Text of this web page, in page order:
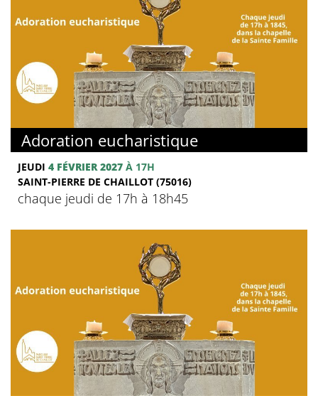
Adoration eucharistique
JEUDI 4 FÉVRIER 2027 À 17H
SAINT-PIERRE DE CHAILLOT (75016)
chaque jeudi de 17h à 18h45